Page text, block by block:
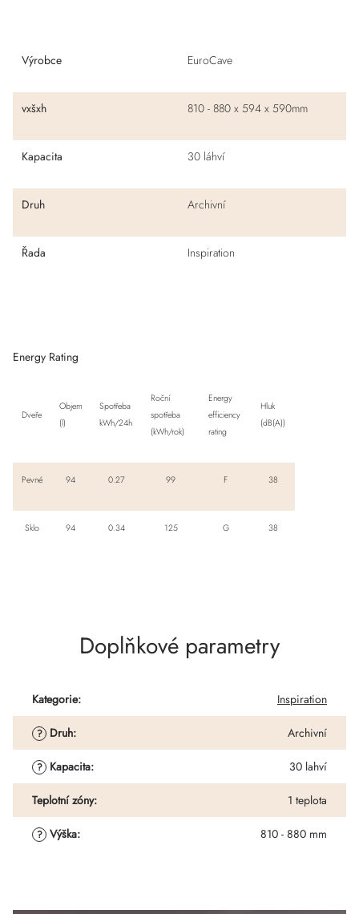
Výrobce EuroCave
vxšxh 810 - 880 x 594 x 590mm
Kapacita 30 láhví
Druh Archivní
Řada Inspiration
Energy Rating
Dveře
Objem
(l)
Spotřeba
kWh/24h
Roční
spotřeba
(kWh/rok)
Energy
efficiency
rating
Hluk
(dB(A))
Pevné 94 0.27 99 F 38
Sklo 94 0.34 125 G 38
Doplňkové parametry
Kategorie: Inspiration
? Druh: Archivní
? Kapacita: 30 lahví
Teplotní zóny: 1 teplota
? Výška: 810 - 880 mm